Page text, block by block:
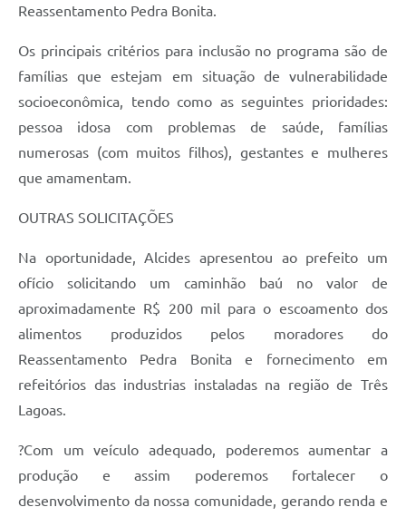
Reassentamento Pedra Bonita.
Os principais critérios para inclusão no programa são de
famílias que estejam em situação de vulnerabilidade
socioeconômica, tendo como as seguintes prioridades:
pessoa idosa com problemas de saúde, famílias
numerosas (com muitos filhos), gestantes e mulheres
que amamentam.
OUTRAS SOLICITAÇÕES
Na oportunidade, Alcides apresentou ao prefeito um
ofício solicitando um caminhão baú no valor de
aproximadamente R$ 200 mil para o escoamento dos
alimentos produzidos pelos moradores do
Reassentamento Pedra Bonita e fornecimento em
refeitórios das industrias instaladas na região de Três
Lagoas.
?Com um veículo adequado, poderemos aumentar a
produção e assim poderemos fortalecer o
desenvolvimento da nossa comunidade, gerando renda e